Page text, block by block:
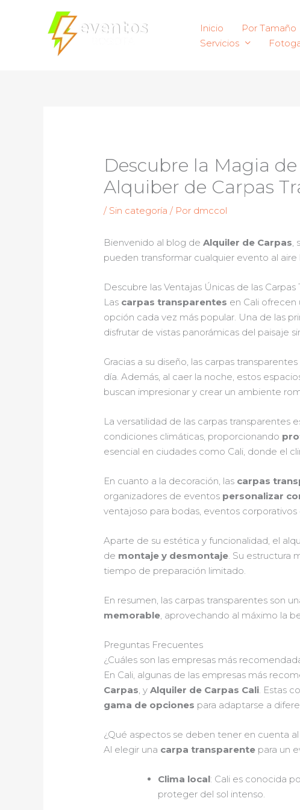
Inicio Por Tamaño
Servicios
Descubre la Magia
Alquiber de Carpas
/ Sin categoría / Por dmccol
Bienvenido al blog deAlquiler de Carpas,
pueden transformar cualquier evento al
Descubre las Ventajas Únicas de las
Las carpas transparentes en Cali
opción cada vez más popular. Una de las
disfrutar de vistas panorámicas del paisaje
Gracias a su diseño, las carpas
día. Además, al caer la noche, estos
buscan impresionar y crear un ambiente
La versatilidad de las carpas
condiciones climáticas, proporcionando
esencial en ciudades como Cali, donde el
En cuanto a la decoración, las carpas
organizadores de eventos personalizar
ventajoso para bodas, eventos
Aparte de su estética y funcionalidad, el
de montaje y desmontaje. Su estructura
tiempo de preparación limitado.
En resumen, las carpas transparentes son
memorable, aprovechando al máximo la
Preguntas Frecuentes
¿Cuáles son las empresas más
En Cali, algunas de las empresas más
Carpas, yAlquiler de Carpas Cali. Estas
gama de opciones para adaptarse a
¿Qué aspectos se deben tener en cuenta
Al elegir una carpa transparente para un
Clima local: Cali es conocida
proteger del sol intenso.